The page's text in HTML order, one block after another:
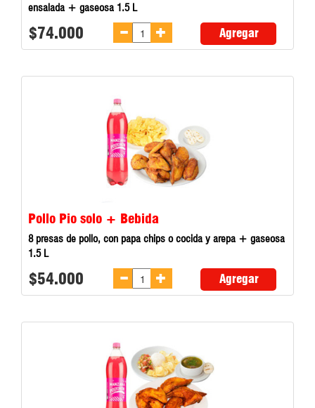
ensalada + gaseosa 1.5 L
$74.000 Agregar
Pollo Pio solo + Bebida
8 presas de pollo, con papa chips o cocida y arepa + gaseosa
1.5 L
$54.000 Agregar